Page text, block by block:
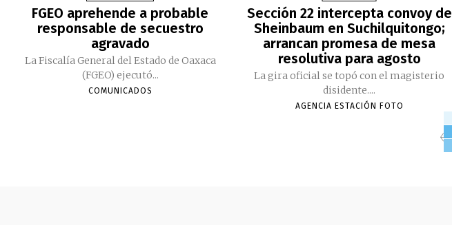
FGEO aprehende a probable
responsable de secuestro
agravado
La Fiscalía General del Estado de Oaxaca
(FGEO) ejecutó...
COMUNICADOS
Sección 22 intercepta convoy de
Sheinbaum en Suchilquitongo;
arrancan promesa de mesa
resolutiva para agosto
La gira oficial se topó con el magisterio
disidente....
AGENCIA ESTACIÓN FOTO